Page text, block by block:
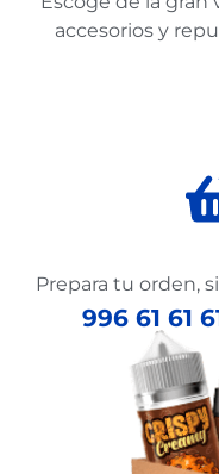
accesorios y
Prepara tu orden,
996 61 61